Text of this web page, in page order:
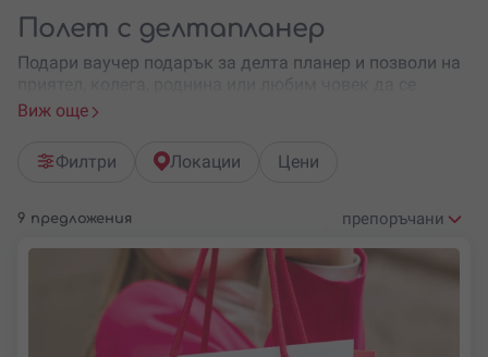
Полет с делтапланер
Подари ваучер подарък за делта планер и позволи на
наслади на едно екстремно преживяване в облаците!
от високо, за полюбуване на завладяващи гледки и за
Приключенията с моторен делтапланер са на
достъпни цени и подходящи за всеки джоб.
Ако получателят никога не е летял с мотоделтапланер
– не се тревожи! Всичко си има първи път! Опитни
инструктори ще се погрижат за безопасността и
Виж още
Филтри Локации Цени
9 предложения
Подреди
по: